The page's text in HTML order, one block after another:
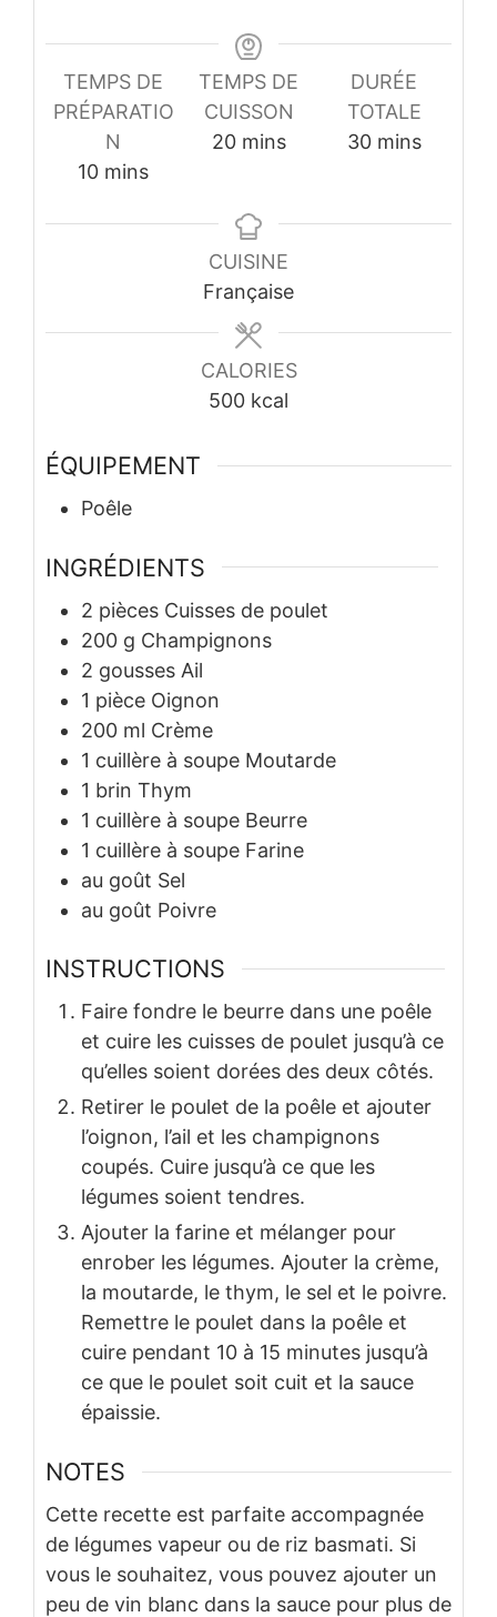
TEMPS DE
PRÉPARATIO
N
10minutes
mins
TEMPS DE
CUISSON
20minutes
mins
DURÉE
TOTALE
30minutes
mins
CUISINE
Française
CALORIES
500 kcal
ÉQUIPEMENT
Poêle
INGRÉDIENTS
2 pièces Cuisses de poulet
200 g Champignons
2 gousses Ail
1 pièce Oignon
200 ml Crème
1 cuillère à soupe Moutarde
1 brin Thym
1 cuillère à soupe Beurre
1 cuillère à soupe Farine
au goût Sel
au goût Poivre
INSTRUCTIONS
Faire fondre le beurre dans une poêle
et cuire les cuisses de poulet jusqu’à ce
qu’elles soient dorées des deux côtés.
Retirer le poulet de la poêle et ajouter
l’oignon, l’ail et les champignons
coupés. Cuire jusqu’à ce que les
légumes soient tendres.
Ajouter la farine et mélanger pour
enrober les légumes. Ajouter la crème,
la moutarde, le thym, le sel et le poivre.
Remettre le poulet dans la poêle et
cuire pendant 10 à 15 minutes jusqu’à
ce que le poulet soit cuit et la sauce
épaissie.
NOTES
Cette recette est parfaite accompagnée
de légumes vapeur ou de riz basmati. Si
vous le souhaitez, vous pouvez ajouter un
peu de vin blanc dans la sauce pour plus de